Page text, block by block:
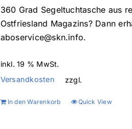
360 Grad Segeltuchtasche aus
Ostfriesland Magazins? Dann
aboservice@skn.info.
inkl. 19 % MwSt.
zzgl.
Versandkosten
In den Warenkorb Quick View